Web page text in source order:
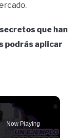
que han
podrás aplicar
Now Playing